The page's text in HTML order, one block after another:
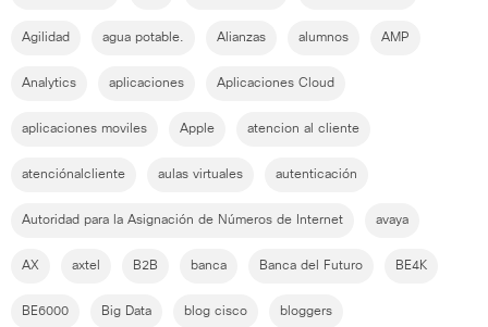
Agilidad agua potable. Alianzas alumnos AMP
Analytics aplicaciones Aplicaciones Cloud
aplicaciones moviles Apple atencion al cliente
atenciónalcliente aulas virtuales autenticación
Autoridad para la Asignación de Números de Internet avaya
AX axtel B2B banca Banca del Futuro BE4K
BE6000 Big Data blog cisco bloggers